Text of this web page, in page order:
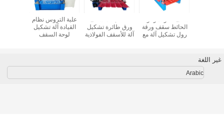
علبة التروس نظام
القيادة آلة تشكيل
لوحة السقف
ورق طائرة تشكيل
آلة للأسقف الفولاذية
الحائط سقف ورقة
رول تشكيل آلة مع
غير اللغة
Arabic